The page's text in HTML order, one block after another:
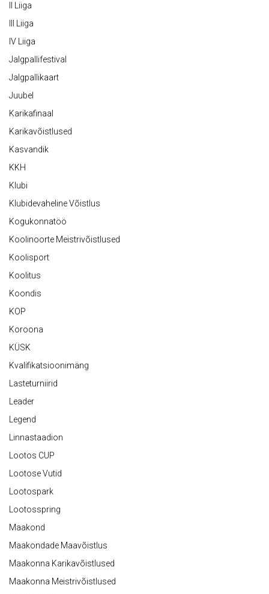
II Liiga
III Liiga
IV Liiga
Jalgpallifestival
Jalgpallikaart
Juubel
Karikafinaal
Karikavõistlused
Kasvandik
KKH
Klubi
Klubidevaheline Võistlus
Kogukonnatöö
Koolinoorte Meistrivõistlused
Koolisport
Koolitus
Koondis
KOP
Koroona
KÜSK
Kvalifikatsioonimäng
Lasteturniirid
Leader
Legend
Linnastaadion
Lootos CUP
Lootose Vutid
Lootospark
Lootosspring
Maakond
Maakondade Maavõistlus
Maakonna Karikavõistlused
Maakonna Meistrivõistlused